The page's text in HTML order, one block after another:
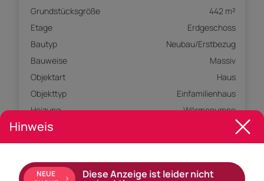
Grundstücksgröße
442 m²
Etage
Erdgeschoss
Bautyp
Neubau/Erstbezug
Bauweise
Massiv
Objektart
Haus
Objekttyp
Einfamilienhaus
Heizung
Wärmepumpe
Bad mit: Badewanne, Dusche
Hinweis
NEUE
Diese Anzeige ist leider nicht